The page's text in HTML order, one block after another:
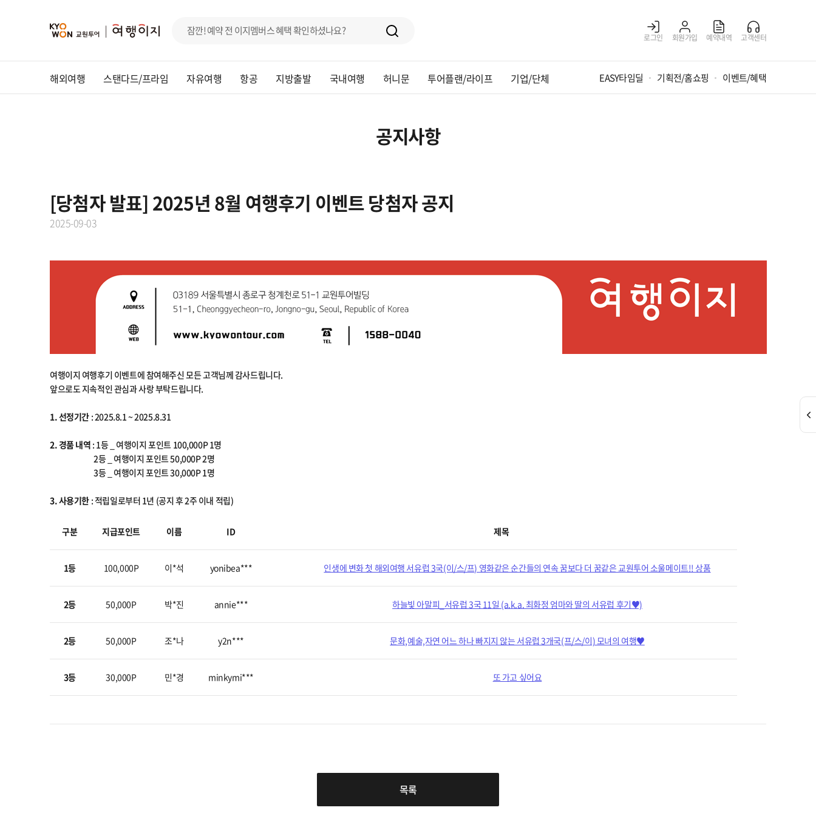
로그인 회원가입 예약내역 고객센터
해외여행 스탠다드/프라임 자유여행 항공 지방출발 국내여행 허니문 투어플랜/라이프 기업/단체 EASY타임딜 기획전/홈쇼핑 이벤트/혜택
공지사항
[당첨자 발표] 2025년 8월 여행후기 이벤트 당첨자 공지
2025-09-03
여행이지 여행후기 이벤트에 참여해주신 모든 고객님께 감사드립니다.
앞으로도 지속적인 관심과 사랑 부탁드립니다.
1. 선정기간 : 2025.8.1 ~ 2025.8.31
2. 경품 내역 : 1등 _ 여행이지 포인트 100,000P 1명
2등 _ 여행이지 포인트 50,000P 2명
3등 _ 여행이지 포인트 30,000P 1명
3. 사용기한 : 적립일로부터 1년 (공지 후 2주 이내 적립)
구분 지급포인트 이름 ID 제목
1등 100,000P 이*석 yonibea*** 인생에 변화 첫 해외여행 서유럽 3국(이/스/프) 영화같은 순간들의 연속 꿈보다 더 꿈같은 교원투어 소울메이트!! 상품
2등 50,000P 박*진 annie*** 하늘빛 아말피_서유럽 3국 11일 (a.k.a. 최화정 엄마와 딸의 서유럽 후기♥)
2등 50,000P 조*나 y2n*** 문화,예술,자연 어느 하나 빠지지 않는 서유럽 3개국(프/스/이) 모녀의 여행♥
3등 30,000P 민*경 minkymi*** 또 가고 싶어요
목록